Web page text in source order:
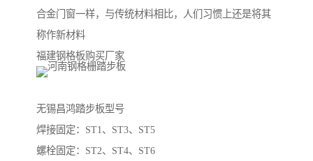
合金门窗一样，与传统材料相比，人们习惯上还是将其
称作新材料
福建钢格板购买厂家
无锡昌鸿踏步板型号
焊接固定：ST1、ST3、ST5
螺栓固定：ST2、ST4、ST6